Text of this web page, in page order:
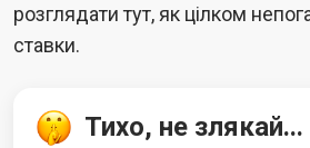
розглядати тут, як цілком
ставки.
Тихо, не злякай...